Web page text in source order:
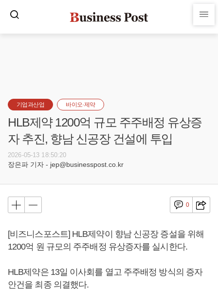
기업과산업 바이오·제약
HLB제약 1200억 규모 주주배정 유상증
자 추진, 향남 신공장 건설에 투입
2026-05-13 18:50:20
장은파 기자 - jep@businesspost.co.kr
0
[비즈니스포스트] HLB제약이 향남 신공장 증설을 위해
1200억 원 규모의 주주배정 유상증자를 실시한다.
HLB제약은 13일 이사회를 열고 주주배정 방식의 증자
안건을 최종 의결했다.